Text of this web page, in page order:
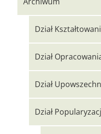
Dział
Dział
Dział
Dział